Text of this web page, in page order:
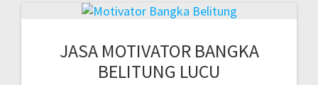
JASA MOTIVATOR BANGKA
BELITUNG LUCU